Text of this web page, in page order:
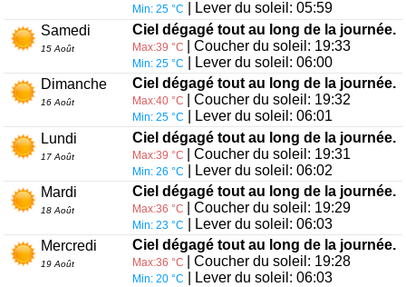
Min: 25 °C
| Lever du soleil: 05:59
Samedi
15 Août
Ciel dégagé tout au long de la journée.
Max:39 °C | Coucher du soleil: 19:33
Min: 25 °C
| Lever du soleil: 06:00
Dimanche
16 Août
Ciel dégagé tout au long de la journée.
Max:40 °C | Coucher du soleil: 19:32
Min: 25 °C
| Lever du soleil: 06:01
Lundi
17 Août
Ciel dégagé tout au long de la journée.
Max:39 °C | Coucher du soleil: 19:31
Min: 26 °C
| Lever du soleil: 06:02
Mardi
18 Août
Ciel dégagé tout au long de la journée.
Max:36 °C | Coucher du soleil: 19:29
Min: 23 °C
| Lever du soleil: 06:03
Mercredi
19 Août
Ciel dégagé tout au long de la journée.
Max:36 °C | Coucher du soleil: 19:28
Min: 20 °C
| Lever du soleil: 06:03